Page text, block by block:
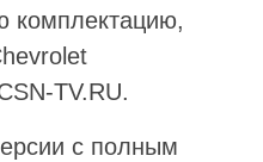
комплектацию,
TV.RU.
с полным